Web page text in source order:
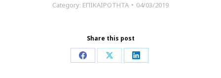
Category: ΕΠΙΚΑΙΡΟΤΗΤΑ 04/03/2019
Share this post
Share Share Share